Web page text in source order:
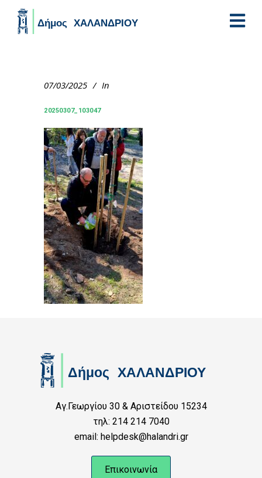
07/03/2025 In
20250307_103047
Αγ.Γεωργίου 30 & Αριστείδου 15234
τηλ: 214 214 7040
email: helpdesk@halandri.gr
Επικοινωνία